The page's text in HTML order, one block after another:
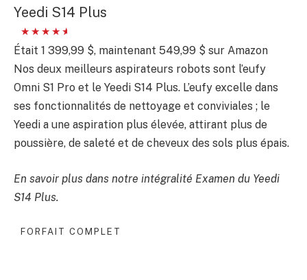
Yeedi S14 Plus
Était 1 399,99 $, maintenant 549,99 $ sur Amazon
Nos deux meilleurs aspirateurs robots sont l’eufy
Omni S1 Pro et le Yeedi S14 Plus. L’eufy excelle dans
ses fonctionnalités de nettoyage et conviviales ; le
Yeedi a une aspiration plus élevée, attirant plus de
poussière, de saleté et de cheveux des sols plus épais.
En savoir plus dans notre intégralité Examen du Yeedi
S14 Plus.
FORFAIT COMPLET